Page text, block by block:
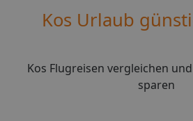
Kos Urlaub
Kos Flugreisen vergleichen
sparen